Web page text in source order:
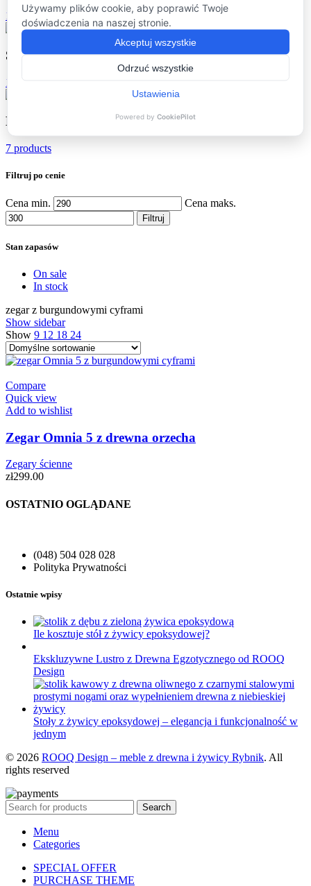
16 products
Stoliki kawowe(16)
16 products
Dodatki
7 products
Filtruj po cenie
Cena min. Cena maks.
Filtruj
Stan zapasów
On sale
In stock
zegar z burgundowymi cyframi
Show sidebar
Show 9 12 18 24
Compare
Quick view
Add to wishlist
Zegar Omnia 5 z drewna orzecha
Zegary ścienne
zł299.00
OSTATNIO OGLĄDANE
(048) 504 028 028
Polityka Prywatności
Ostatnie wpisy
Ile kosztuje stół z żywicy epoksydowej?
Ekskluzywne Lustro z Drewna Egzotycznego od ROOQ
Design
Stoły z żywicy epoksydowej – elegancja i funkcjonalność w
jednym
© 2026 ROOQ Design – meble z drewna i żywicy Rybnik. All
rights reserved
Search
Menu
Categories
SPECIAL OFFER
PURCHASE THEME